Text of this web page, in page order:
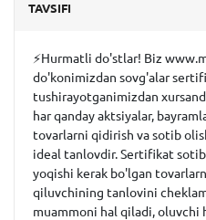
TAVSIFI
⚡️Hurmatli do'stlar! Biz
do'konimizdan sovg'alar
tushirayotganimizdan
har qanday aktsiyalar,
tovarlarni qidirish va sotib
ideal tanlovdir. Sertifikat
yoqishi kerak bo'lgan
qiluvchining tanlovini
muammoni hal qiladi, oluvchi